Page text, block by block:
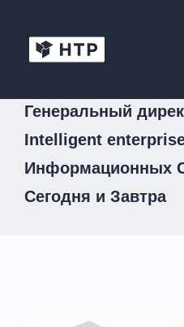
Генеральный
Intelligent
Информационных
Сегодня и Завтра